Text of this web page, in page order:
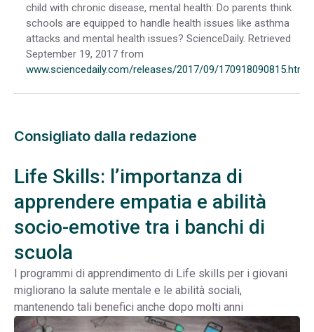
child with chronic disease, mental health: Do parents think
schools are equipped to handle health issues like asthma
attacks and mental health issues? ScienceDaily. Retrieved
September 19, 2017 from
www.sciencedaily.com/releases/2017/09/170918090815.htm
Consigliato dalla redazione
Life Skills: l’importanza di
apprendere empatia e abilità
socio-emotive tra i banchi di
scuola
I programmi di apprendimento di Life skills per i giovani
migliorano la salute mentale e le abilità sociali,
mantenendo tali benefici anche dopo molti anni